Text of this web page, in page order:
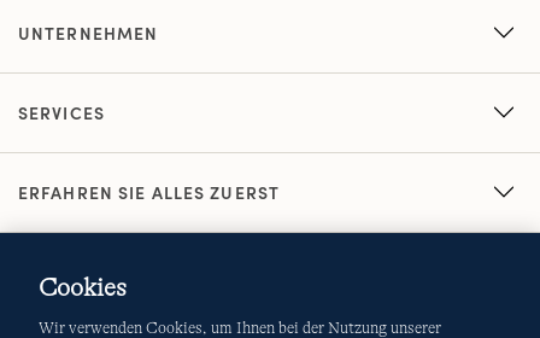
UNTERNEHMEN
SERVICES
ERFAHREN SIE ALLES ZUERST
Cookies
Wir verwenden Cookies, um Ihnen bei der Nutzung unserer